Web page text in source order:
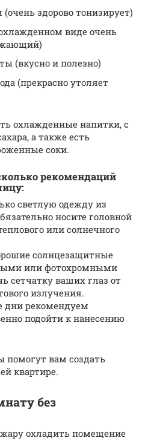
здорово тонизирует)
виде очень
(вкусно и полезно)
(прекрасно утоляет
охлажденные напитки, с
а также есть
соки.
рекомендаций
светлую одежду из
носите головной
или солнечного
солнцезащитные
или фотохромными
сетчатку ваших глаз от
излучения.
дни рекомендуем
подойти к нанесению
помогут вам создать
квартире.
без
охладить помещение